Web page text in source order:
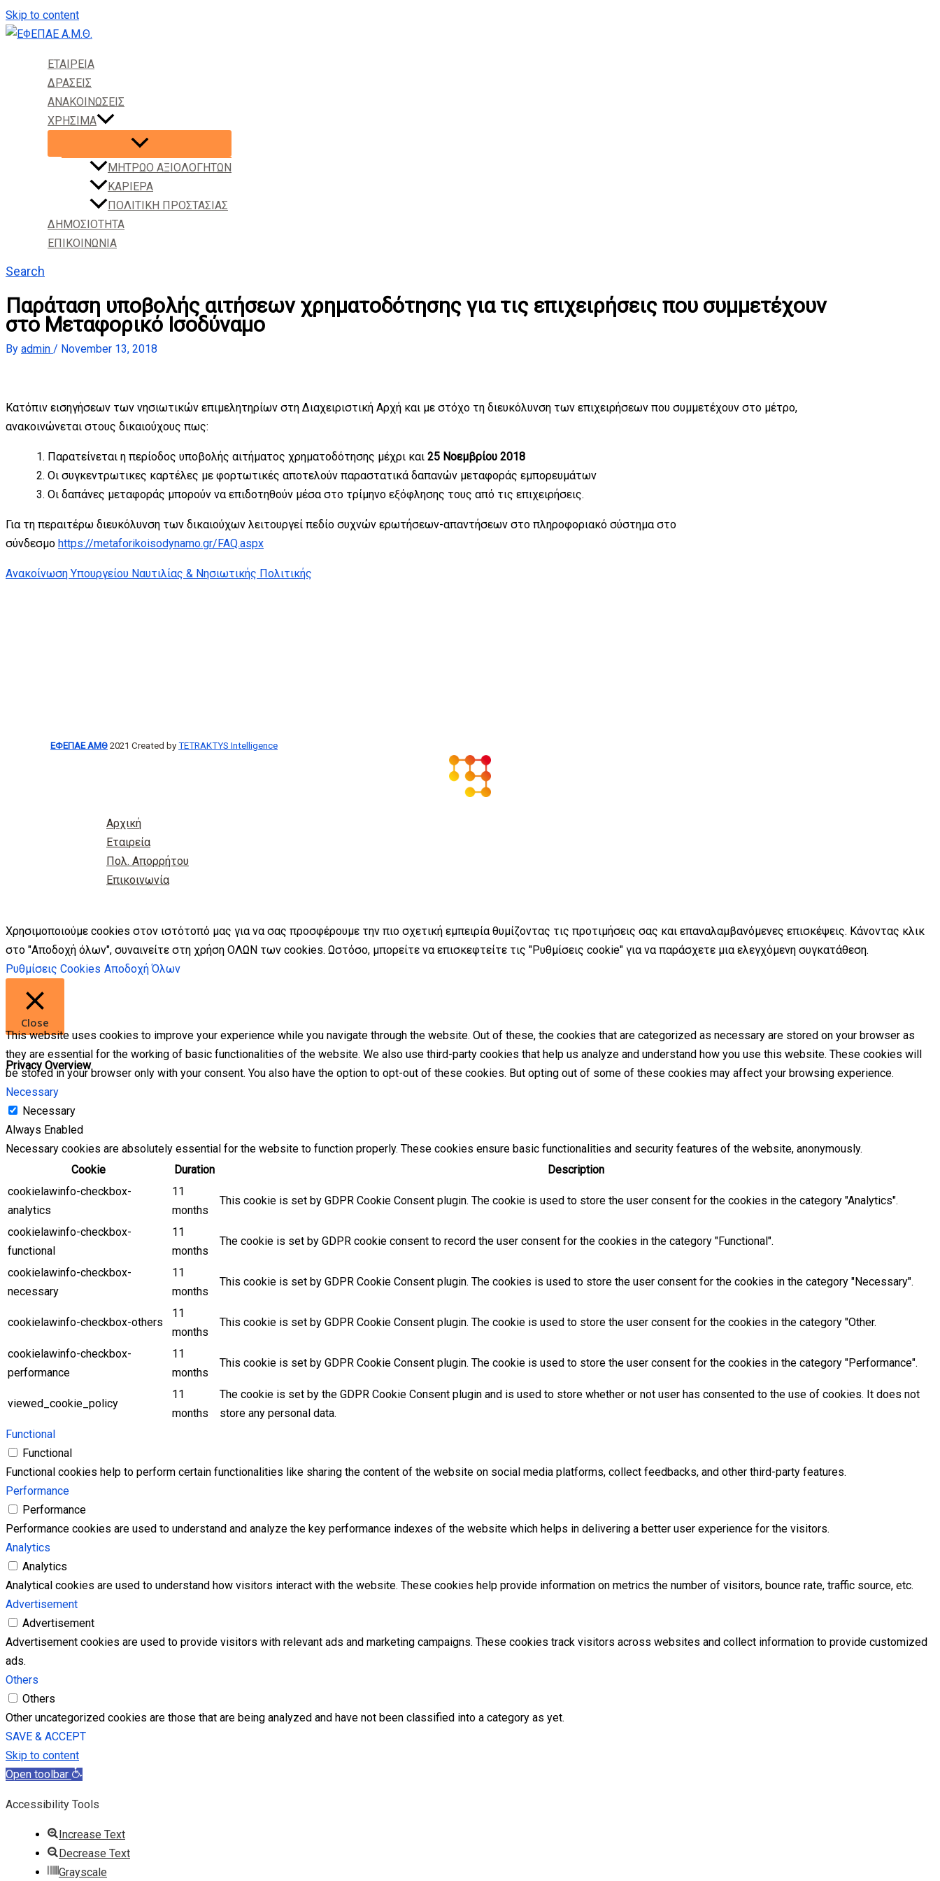
Skip to content
ΕΤΑΙΡΕΙΑ
ΔΡΑΣΕΙΣ
ΑΝΑΚΟΙΝΩΣΕΙΣ
ΧΡΗΣΙΜΑ
ΜΗΤΡΩΟ ΑΞΙΟΛΟΓΗΤΩΝ
ΚΑΡΙΕΡΑ
ΠΟΛΙΤΙΚΗ ΠΡΟΣΤΑΣΙΑΣ
ΔΗΜΟΣΙΟΤΗΤΑ
ΕΠΙΚΟΙΝΩΝΙΑ
Search
Παράταση υποβολής αιτήσεων χρηματοδότησης για τις επιχειρήσεις που συμμετέχουν
στο Μεταφορικό Ισοδύναμο
By admin / November 13, 2018
Κατόπιν εισηγήσεων των νησιωτικών επιμελητηρίων στη Διαχειριστική Αρχή και με στόχο τη διευκόλυνση των επιχειρήσεων που συμμετέχουν στο μέτρο,
ανακοινώνεται στους δικαιούχους πως:
Παρατείνεται η περίοδος υποβολής αιτήματος χρηματοδότησης μέχρι και 25 Νοεμβρίου 2018
Οι συγκεντρωτικες καρτέλες με φορτωτικές αποτελούν παραστατικά δαπανών μεταφοράς εμπορευμάτων
Οι δαπάνες μεταφοράς μπορούν να επιδοτηθούν μέσα στο τρίμηνο εξόφλησης τους από τις επιχειρήσεις.
Για τη περαιτέρω διευκόλυνση των δικαιούχων λειτουργεί πεδίο συχνών ερωτήσεων-απαντήσεων στο πληροφοριακό σύστημα στο
σύνδεσμο https://metaforikoisodynamo.gr/FAQ.aspx
Ανακοίνωση Υπουργείου Ναυτιλίας & Νησιωτικής Πολιτικής
ΕΦΕΠΑΕ ΑΜΘ 2021 Created by TETRAKTYS Intelligence
Αρχική
Εταιρεία
Πολ. Απορρήτου
Επικοινωνία
Χρησιμοποιούμε cookies στον ιστότοπό μας για να σας προσφέρουμε την πιο σχετική εμπειρία θυμίζοντας τις προτιμήσεις σας και επαναλαμβανόμενες επισκέψεις. Κάνοντας κλικ
στο "Αποδοχή όλων", συναινείτε στη χρήση ΟΛΩΝ των cookies. Ωστόσο, μπορείτε να επισκεφτείτε τις "Ρυθμίσεις cookie" για να παράσχετε μια ελεγχόμενη συγκατάθεση.
Ρυθμίσεις Cookies Αποδοχή Όλων
Close
Privacy Overview
This website uses cookies to improve your experience while you navigate through the website. Out of these, the cookies that are categorized as necessary are stored on your browser as
they are essential for the working of basic functionalities of the website. We also use third-party cookies that help us analyze and understand how you use this website. These cookies will
be stored in your browser only with your consent. You also have the option to opt-out of these cookies. But opting out of some of these cookies may affect your browsing experience.
Necessary
Necessary
Always Enabled
Necessary cookies are absolutely essential for the website to function properly. These cookies ensure basic functionalities and security features of the website, anonymously.
Cookie
Duration
Description
cookielawinfo-checkbox-
analytics
11
months
This cookie is set by GDPR Cookie Consent plugin. The cookie is used to store the user consent for the cookies in the category "Analytics".
cookielawinfo-checkbox-
functional
11
months
The cookie is set by GDPR cookie consent to record the user consent for the cookies in the category "Functional".
cookielawinfo-checkbox-
necessary
11
months
This cookie is set by GDPR Cookie Consent plugin. The cookies is used to store the user consent for the cookies in the category "Necessary".
cookielawinfo-checkbox-others
11
months
This cookie is set by GDPR Cookie Consent plugin. The cookie is used to store the user consent for the cookies in the category "Other.
cookielawinfo-checkbox-
performance
11
months
This cookie is set by GDPR Cookie Consent plugin. The cookie is used to store the user consent for the cookies in the category "Performance".
viewed_cookie_policy
11
months
The cookie is set by the GDPR Cookie Consent plugin and is used to store whether or not user has consented to the use of cookies. It does not
store any personal data.
Functional
Functional
Functional cookies help to perform certain functionalities like sharing the content of the website on social media platforms, collect feedbacks, and other third-party features.
Performance
Performance
Performance cookies are used to understand and analyze the key performance indexes of the website which helps in delivering a better user experience for the visitors.
Analytics
Analytics
Analytical cookies are used to understand how visitors interact with the website. These cookies help provide information on metrics the number of visitors, bounce rate, traffic source, etc.
Advertisement
Advertisement
Advertisement cookies are used to provide visitors with relevant ads and marketing campaigns. These cookies track visitors across websites and collect information to provide customized
ads.
Others
Others
Other uncategorized cookies are those that are being analyzed and have not been classified into a category as yet.
SAVE & ACCEPT
Skip to content
Open toolbar
Accessibility Tools
Increase Text
Decrease Text
Grayscale